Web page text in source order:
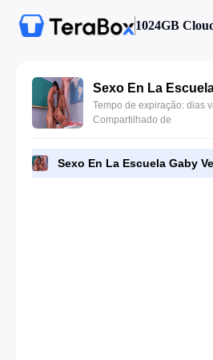
1024GB
Tempo de expiração: dias
Compartilhado de